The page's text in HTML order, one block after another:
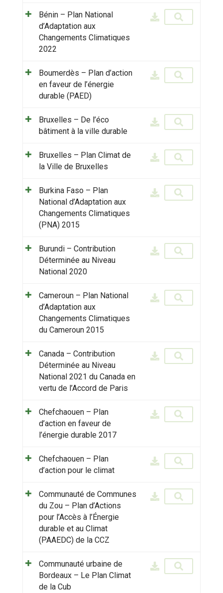
Bénin – Plan National
d’Adaptation aux
Changements Climatiques
2022
Boumerdès – Plan d’action
en faveur de l’énergie
durable (PAED)
Bruxelles – De l’éco
bâtiment à la ville durable
Bruxelles – Plan Climat de
la Ville de Bruxelles
Burkina Faso – Plan
National d’Adaptation aux
Changements Climatiques
(PNA) 2015
Burundi – Contribution
Déterminée au Niveau
National 2020
Cameroun – Plan National
d’Adaptation aux
Changements Climatiques
du Cameroun 2015
Canada – Contribution
Déterminée au Niveau
National 2021 du Canada en
vertu de l’Accord de Paris
Chefchaouen – Plan
d’action en faveur de
l’énergie durable 2017
Chefchaouen – Plan
d’action pour le climat
Communauté de Communes
du Zou – Plan d’Actions
pour l’Accès à l’Énergie
durable et au Climat
(PAAEDC) de la CCZ
Communauté urbaine de
Bordeaux – Le Plan Climat
de la Cub